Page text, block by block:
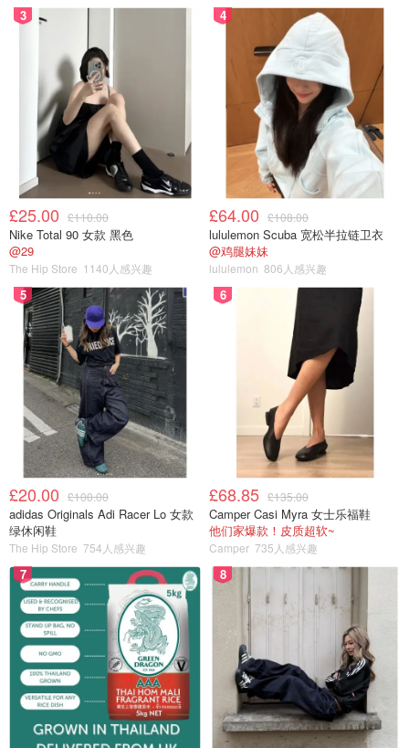
3
£25.00 £110.00
Nike Total 90 女款 黑色
@29
The Hip Store 1140人感兴趣
4
£64.00 £108.00
lululemon Scuba 宽松半拉链卫衣
@鸡腿妹妹
lululemon 806人感兴趣
5
£20.00 £100.00
adidas Originals Adi Racer Lo 女款
绿休闲鞋
The Hip Store 754人感兴趣
6
£68.85 £135.00
Camper Casi Myra 女士乐福鞋
他们家爆款！皮质超软~
Camper 735人感兴趣
7 8